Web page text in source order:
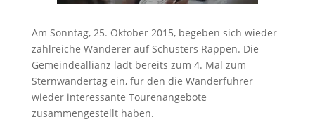
Am Sonntag, 25. Oktober 2015, begeben sich wieder
zahlreiche Wanderer auf Schusters Rappen. Die
Gemeindeallianz lädt bereits zum 4. Mal zum
Sternwandertag ein, für den die Wanderführer
wieder interessante Tourenangebote
zusammengestellt haben.